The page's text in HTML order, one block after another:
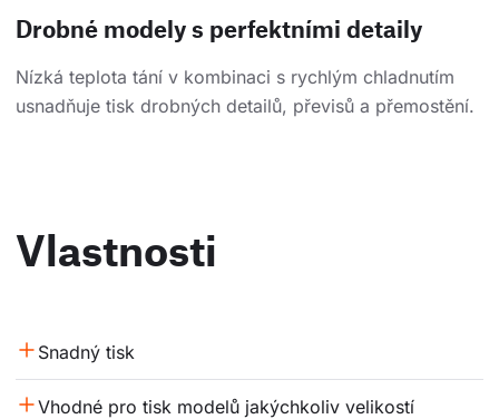
Drobné modely s perfektními detaily
Nízká teplota tání v kombinaci s rychlým chladnutím
usnadňuje tisk drobných detailů, převisů a přemostění.
Vlastnosti
Snadný tisk
Vhodné pro tisk modelů jakýchkoliv velikostí